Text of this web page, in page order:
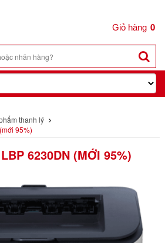
0
thanh lý
95%)
6230DN (MỚI 95%)